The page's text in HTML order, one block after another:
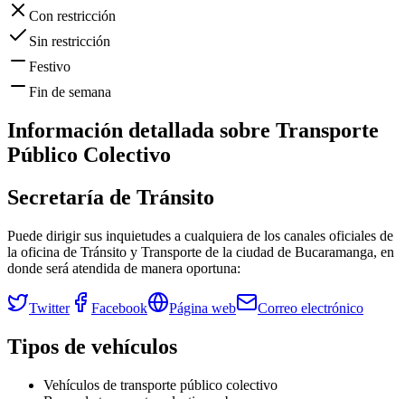
Con restricción
Sin restricción
Festivo
Fin de semana
Información detallada sobre Transporte
Público Colectivo
Secretaría de Tránsito
Puede dirigir sus inquietudes a cualquiera de los canales oficiales de
la oficina de Tránsito y Transporte de la ciudad de Bucaramanga, en
donde será atendida de manera oportuna:
Twitter Facebook Página web Correo electrónico
Tipos de vehículos
Vehículos de transporte público colectivo